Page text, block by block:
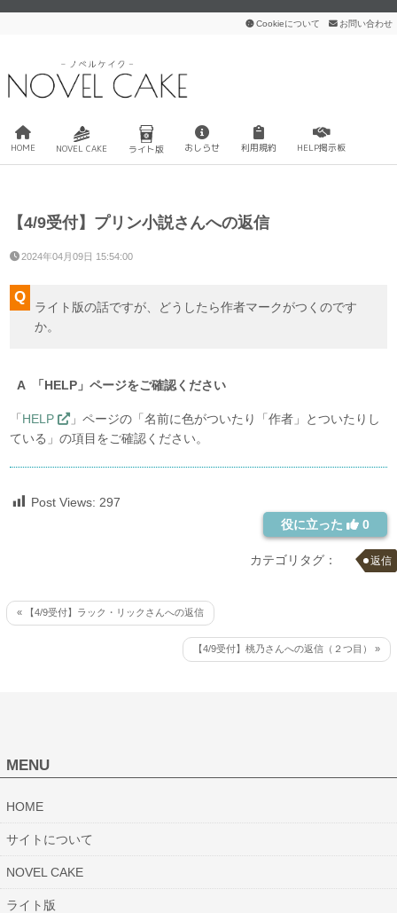
Cookieについて お問い合わせ
HOME NOVEL CAKE ライト版 おしらせ 利用規約 HELP掲示板
【4/9受付】プリン小説さんへの返信
2024年04月09日 15:54:00
ライト版の話ですが、どうしたら作者マークがつくのです
か。
「HELP」ページをご確認ください
「 HELP
」ページの「名前に色がついたり「作者」とついたりし
ている」の項目をご確認ください。
Post Views: 297
役に立った
0
カテゴリタグ： 返信
« 【4/9受付】ラック・リックさんへの返信
【4/9受付】桃乃さんへの返信（２つ目） »
MENU
HOME
サイトについて
NOVEL CAKE
ライト版